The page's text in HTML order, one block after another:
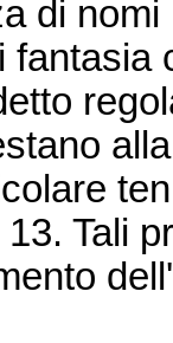
di
Tali